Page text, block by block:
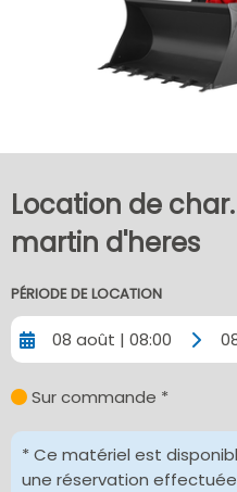
Location de
martin d'heres
PÉRIODE DE LOCATION
08 août | 08:00
Sur commande *
* Ce matériel est
une réservation